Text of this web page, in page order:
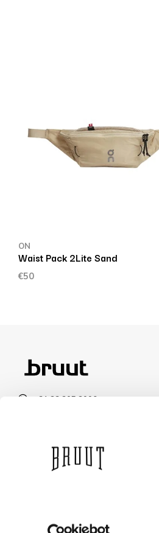
ON
Waist Pack 2Lite Sand
€50
+31 23 205 2006
VIEW OPENING HOURS